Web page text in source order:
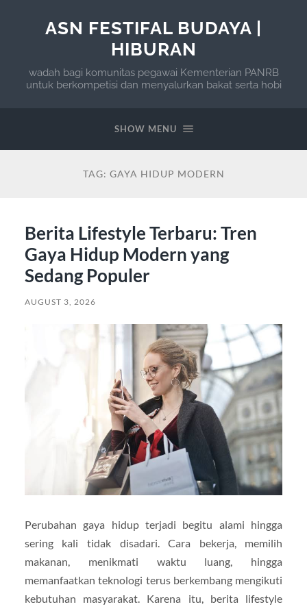
ASN FESTIFAL BUDAYA |
HIBURAN
wadah bagi komunitas pegawai Kementerian PANRB
untuk berkompetisi dan menyalurkan bakat serta hobi
SHOW MENU
TAG: GAYA HIDUP MODERN
Berita Lifestyle Terbaru: Tren
Gaya Hidup Modern yang
Sedang Populer
AUGUST 3, 2026
Perubahan gaya hidup terjadi begitu alami hingga
sering kali tidak disadari. Cara bekerja, memilih
makanan, menikmati waktu luang, hingga
memanfaatkan teknologi terus berkembang mengikuti
kebutuhan masyarakat. Karena itu, berita lifestyle